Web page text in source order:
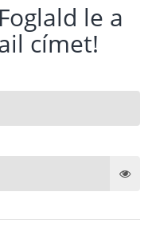
le a
címet!